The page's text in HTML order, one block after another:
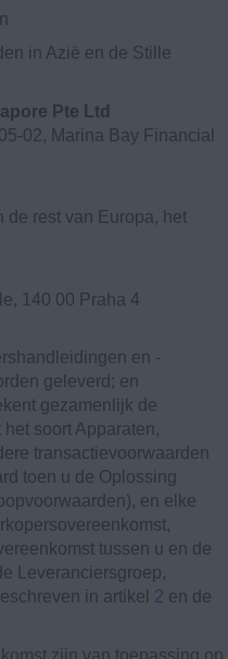
in Azië en de Stille
Pte Ltd
02, Marina Bay Financial
de rest van Europa, het
140 00 Praha 4
en -
geleverd; en
gezamenlijk de
soort Apparaten,
transactievoorwaarden
toen u de Oplossing
en elke
tussen u en de
Leveranciersgroep,
in artikel 2 en de
zijn van toepassing op